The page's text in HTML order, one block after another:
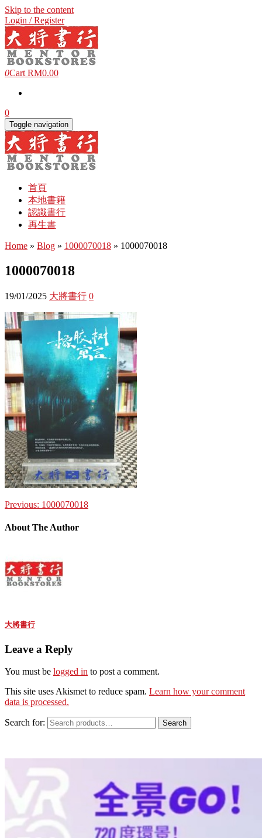
Skip to the content
Login / Register
0Cart RM0.00
0
Toggle navigation
首頁
本地書籍
認識書行
再生書
Home » Blog » 1000070018 » 1000070018
1000070018
19/01/2025 大將書行 0
Previous: 1000070018
About The Author
大將書行
Leave a Reply
You must be logged in to post a comment.
This site uses Akismet to reduce spam. Learn how your comment
data is processed.
Search for: Search